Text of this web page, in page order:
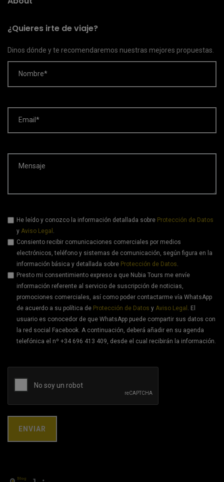
¿Quieres irte de viaje?
Dinos dónde y te recomendaremos nuestras mejores propuestas.
Nombre*
Email*
Mensaje
He leído y conozco la información detallada sobre Protección de Datos
y Aviso Legal .
Consiento recibir comunicaciones comerciales por medios
electrónicos, teléfono y sistemas de comunicación, según figura en la
información básica y detallada sobre Protección de Datos.
Presto mi consentimiento expreso a que Nubia Tours me envíe
información referente al servicio de suscripción de noticias,
promociones comerciales, así como poder contactarme vía WhatsApp
de acuerdo a su política de Protección de Datos y Aviso Legal . El
usuario es conocedor de que WhatsApp puede compartir sus datos con
la red social Facebook. A continuación, deberá añadir en su agenda
telefónica el nº +34 696 413 409, desde el cual recibirán la información.